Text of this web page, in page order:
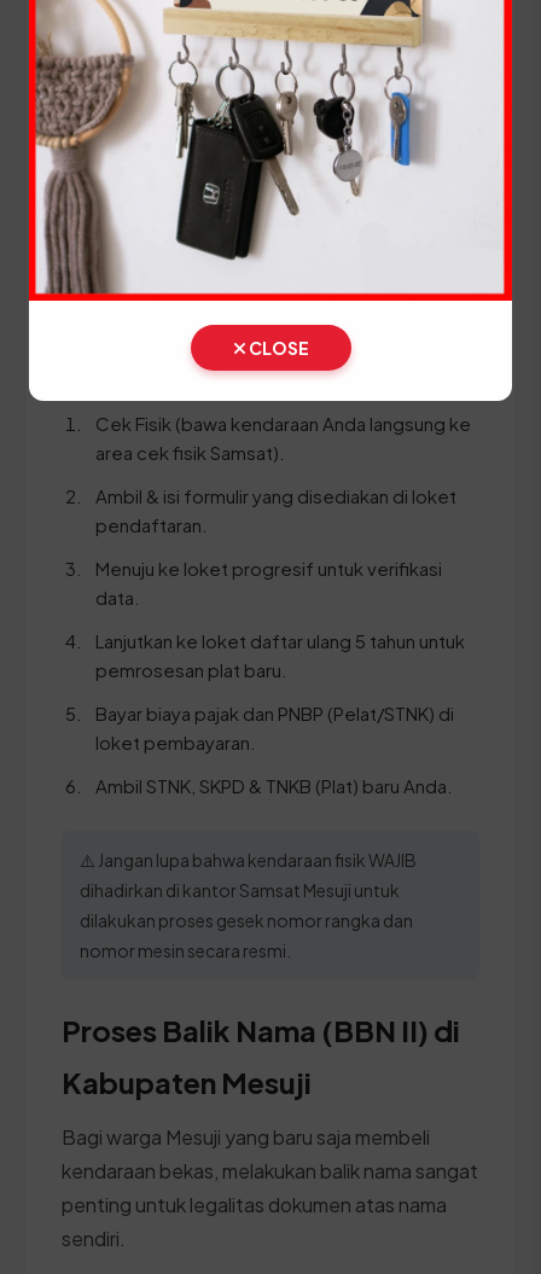
(Ganti Plat) di Lampung
Setiap lima tahun, pemilik kendaraan wajib
melakukan pergantian pelat nomor dan cek fisik
kendaraan. Siapkan dokumen tambahan ini:
STNK asli
KTP asli
Ikuti panduan langkah demi langkah berikut:
Cek Fisik (bawa kendaraan Anda langsung ke
area cek fisik Samsat).
Ambil & isi formulir yang disediakan di loket
pendaftaran.
Menuju ke loket progresif untuk verifikasi
data.
Lanjutkan ke loket daftar ulang 5 tahun untuk
pemrosesan plat baru.
Bayar biaya pajak dan PNBP (Pelat/STNK) di
loket pembayaran.
Ambil STNK, SKPD & TNKB (Plat) baru Anda.
⚠️ Jangan lupa bahwa kendaraan fisik WAJIB
dihadirkan di kantor Samsat Mesuji untuk
dilakukan proses gesek nomor rangka dan
nomor mesin secara resmi.
Proses Balik Nama (BBN II) di
Kabupaten Mesuji
Bagi warga Mesuji yang baru saja membeli
kendaraan bekas, melakukan balik nama sangat
penting untuk legalitas dokumen atas nama
sendiri.
CLOSE